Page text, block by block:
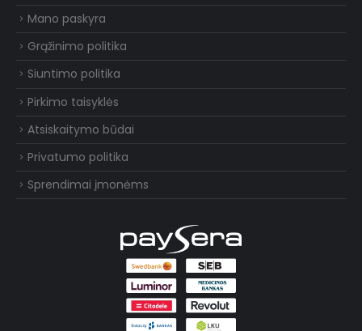
Mano paskyra
Grąžinimo politika
Siuntimo politika
Pirkimo taisyklės
Atsiskaitymo būdai
Privatumo politika
Sprendimai įmonėms